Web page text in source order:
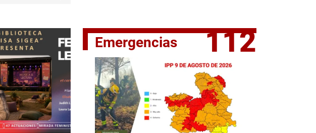
II Vuelta Ciclista CLM LEADER
Emergencias 112